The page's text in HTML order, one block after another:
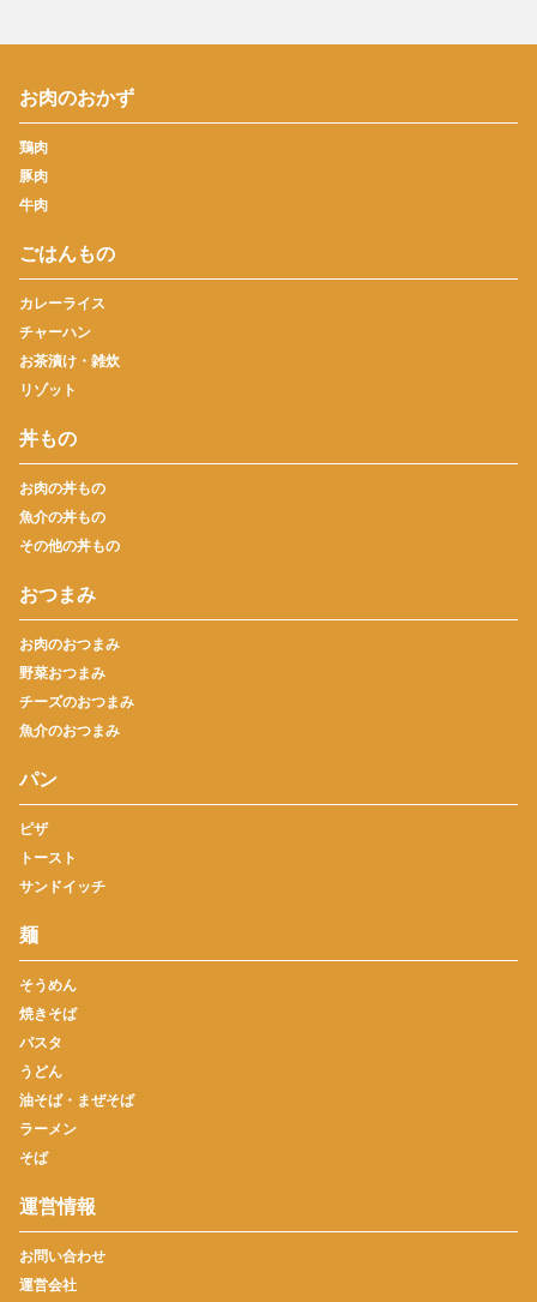
お肉のおかず
鶏肉
豚肉
牛肉
ごはんもの
カレーライス
チャーハン
お茶漬け・雑炊
リゾット
丼もの
お肉の丼もの
魚介の丼もの
その他の丼もの
おつまみ
お肉のおつまみ
野菜おつまみ
チーズのおつまみ
魚介のおつまみ
パン
ピザ
トースト
サンドイッチ
麺
そうめん
焼きそば
パスタ
うどん
油そば・まぜそば
ラーメン
そば
運営情報
お問い合わせ
運営会社